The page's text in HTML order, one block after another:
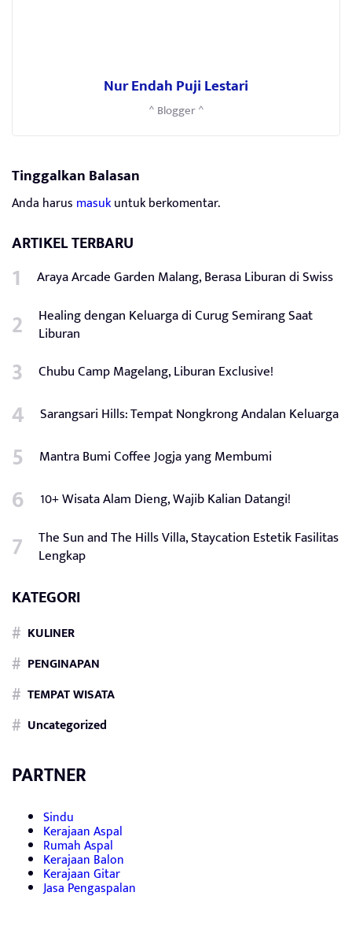
Nur Endah Puji Lestari
^ Blogger ^
Tinggalkan Balasan
Anda harus masukuntuk berkomentar.
ARTIKEL TERBARU
Araya Arcade Garden Malang, Berasa Liburan di Swiss
Healing dengan Keluarga di Curug Semirang Saat
Liburan
Chubu Camp Magelang, Liburan Exclusive!
Sarangsari Hills: Tempat Nongkrong Andalan Keluarga
Mantra Bumi Coffee Jogja yang Membumi
10+ Wisata Alam Dieng, Wajib Kalian Datangi!
The Sun and The Hills Villa, Staycation Estetik Fasilitas
Lengkap
KATEGORI
KULINER
PENGINAPAN
TEMPAT WISATA
Uncategorized
PARTNER
Sindu
Kerajaan Aspal
Rumah Aspal
Kerajaan Balon
Kerajaan Gitar
Jasa Pengaspalan